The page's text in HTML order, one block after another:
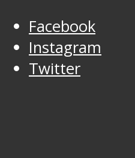
Facebook
Instagram
Twitter